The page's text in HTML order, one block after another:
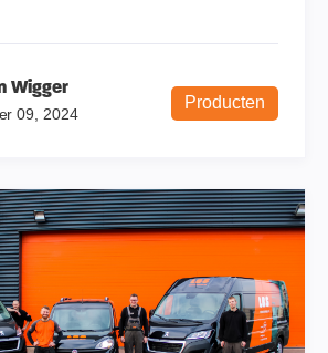
Wigger
09, 2024
Producten